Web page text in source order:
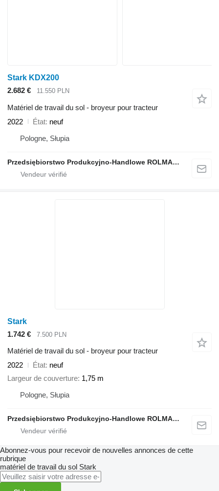
Stark KDX200
2.682 €
11.550 PLN
Matériel de travail du sol - broyeur pour tracteur
2022
État neuf
Pologne, Słupia
Przedsiębiorstwo Produkcyjno-Handlowe ROLMAPOL Marcin Dziekan
Stark
1.742 €
7.500 PLN
Matériel de travail du sol - broyeur pour tracteur
2022
État neuf
Largeur de couverture 1,75 m
Pologne, Słupia
Przedsiębiorstwo Produkcyjno-Handlowe ROLMAPOL Marcin Dziekan
Abonnez-vous pour recevoir de nouvelles annonces de cette
rubrique
matériel de travail du sol Stark